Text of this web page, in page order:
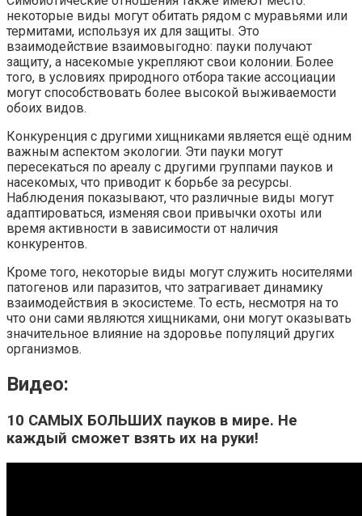
некоторые виды могут обитать рядом с муравьями или
термитами, используя их для защиты. Это
взаимодействие взаимовыгодно: пауки получают
защиту, а насекомые укрепляют свои колонии. Более
того, в условиях природного отбора такие ассоциации
могут способствовать более высокой выживаемости
обоих видов.
Конкуренция с другими хищниками является ещё одним
важным аспектом экологии. Эти пауки могут
пересекаться по ареалу с другими группами пауков и
насекомых, что приводит к борьбе за ресурсы.
Наблюдения показывают, что различные виды могут
адаптироваться, изменяя свои привычки охоты или
время активности в зависимости от наличия
конкурентов.
Кроме того, некоторые виды могут служить носителями
патогенов или паразитов, что затрагивает динамику
взаимодействия в экосистеме. То есть, несмотря на то
что они сами являются хищниками, они могут оказывать
значительное влияние на здоровье популяций других
организмов.
Видео:
10 САМЫХ БОЛЬШИХ пауков в мире. Не
каждый сможет взять их на руки!